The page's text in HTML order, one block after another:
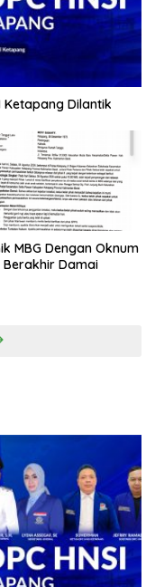
Ketapang Dilantik
MBG Dengan Oknum
Berakhir Damai